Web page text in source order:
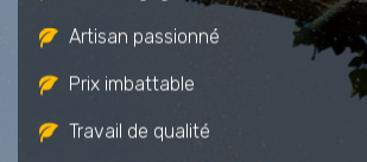
Artisan passionné
Prix imbattable
Travail de qualité